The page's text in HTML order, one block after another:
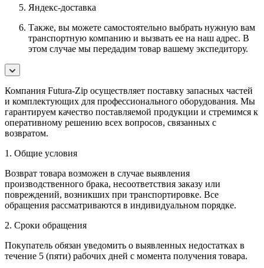
Яндекс-доставка
Также, вы можете самостоятельно выбрать нужную вам
транспортную компанию и вызвать ее на наш адрес. В
этом случае мы передадим товар вашему экспедитору.
Компания Futura-Zip осуществляет поставку запасных частей
и комплектующих для профессионального оборудования. Мы
гарантируем качество поставляемой продукции и стремимся к
оперативному решению всех вопросов, связанных с
возвратом.
1. Общие условия
Возврат товара возможен в случае выявления
производственного брака, несоответствия заказу или
повреждений, возникших при транспортировке. Все
обращения рассматриваются в индивидуальном порядке.
2. Сроки обращения
Покупатель обязан уведомить о выявленных недостатках в
течение 5 (пяти) рабочих дней с момента получения товара.